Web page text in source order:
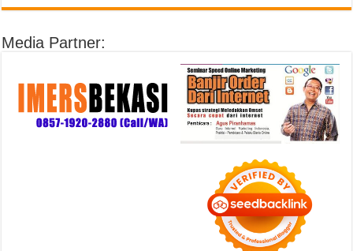
Media Partner: